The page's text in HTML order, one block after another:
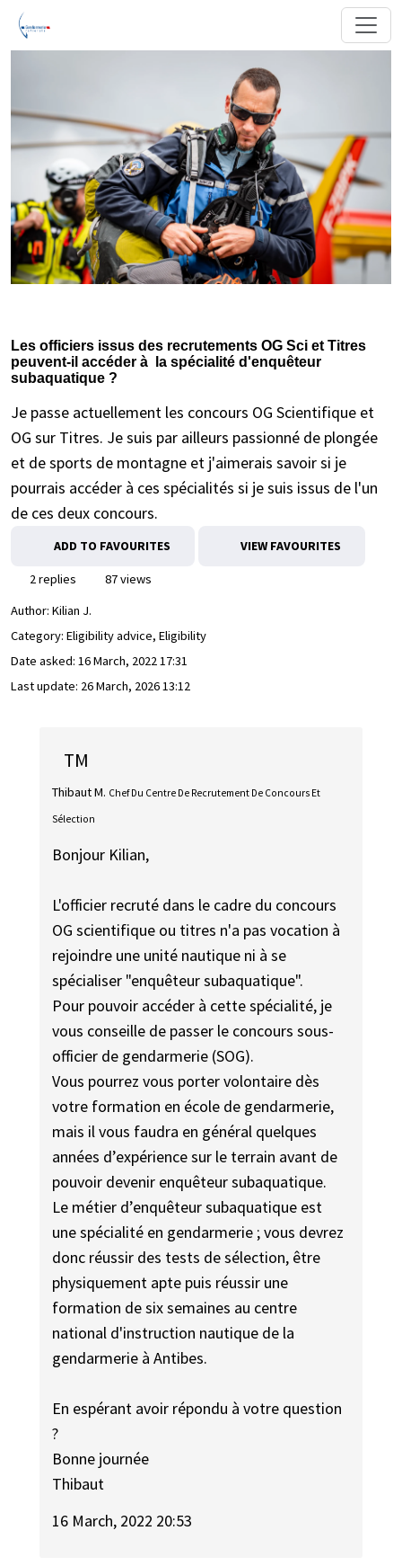
Les officiers issus des recrutements OG Sci et Titres
peuvent-il accéder à la spécialité d'enquêteur
subaquatique ?
Je passe actuellement les concours OG Scientifique et
OG sur Titres. Je suis par ailleurs passionné de plongée
et de sports de montagne et j'aimerais savoir si je
pourrais accéder à ces spécialités si je suis issus de l'un
de ces deux concours.
ADD TO FAVOURITES VIEW FAVOURITES
2 replies
87 views
Author: Kilian J.
Category: Eligibility advice, Eligibility
Date asked: 16 March, 2022 17:31
Last update: 26 March, 2026 13:12
TM
Thibaut M. Chef Du Centre De Recrutement De Concours Et
Sélection
Bonjour Kilian,
L'officier recruté dans le cadre du concours
OG scientifique ou titres n'a pas vocation à
rejoindre une unité nautique ni à se
spécialiser "enquêteur subaquatique".
Pour pouvoir accéder à cette spécialité, je
vous conseille de passer le concours sous-
officier de gendarmerie (SOG).
Vous pourrez vous porter volontaire dès
votre formation en école de gendarmerie,
mais il vous faudra en général quelques
années d’expérience sur le terrain avant de
pouvoir devenir enquêteur subaquatique.
Le métier d’enquêteur subaquatique est
une spécialité en gendarmerie ; vous devrez
donc réussir des tests de sélection, être
physiquement apte puis réussir une
formation de six semaines au centre
national d'instruction nautique de la
gendarmerie à Antibes.
En espérant avoir répondu à votre question
?
Bonne journée
Thibaut
16 March, 2022 20:53